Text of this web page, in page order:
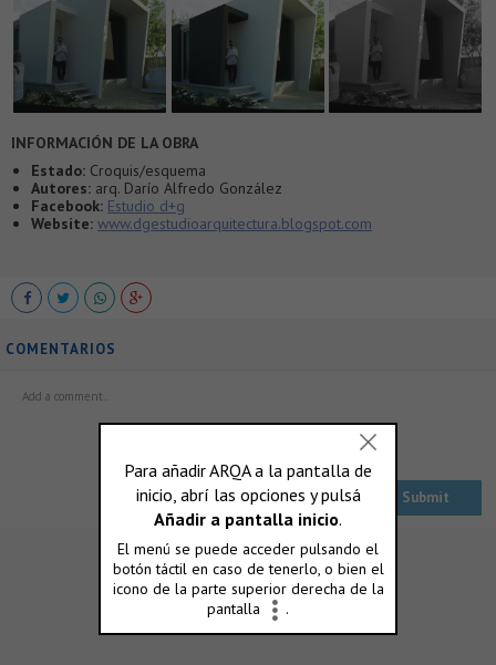
INFORMACIÓN DE LA OBRA
Estado: Croquis/esquema
Autores: arq. Darío Alfredo González
Facebook: Estudio d+g
Website: www.dgestudioarquitectura.blogspot.com
COMENTARIOS